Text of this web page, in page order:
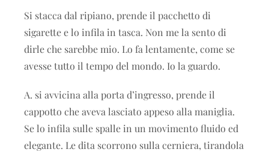
Si stacca dal ripiano, prende il pacchetto di
sigarette e lo infila in tasca. Non me la sento di
dirle che sarebbe mio. Lo fa lentamente, come se
avesse tutto il tempo del mondo. Io la guardo.
A. si avvicina alla porta d’ingresso, prende il
cappotto che aveva lasciato appeso alla maniglia.
Se lo infila sulle spalle in un movimento fluido ed
elegante. Le dita scorrono sulla cerniera, tirandola